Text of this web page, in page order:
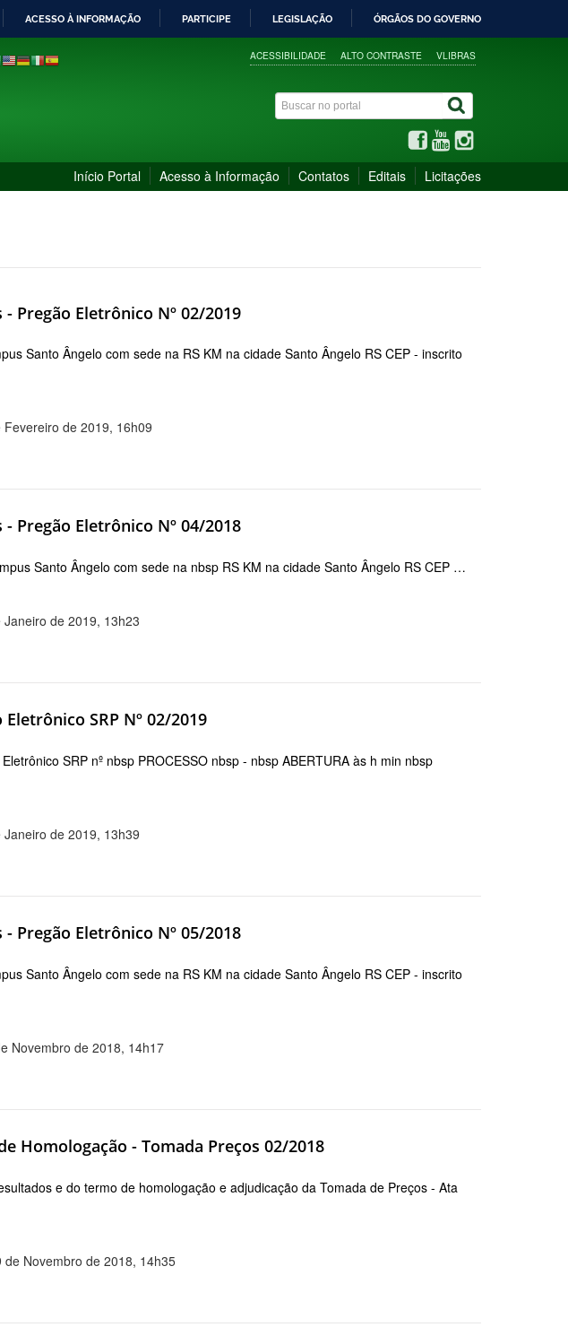
ACESSO À INFORMAÇÃO PARTICIPE LEGISLAÇÃO ÓRGÃOS DO GOVERNO
ACESSIBILIDADE ALTO CONTRASTE VLIBRAS
Início Portal Acesso à Informação Contatos Editais Licitações
Pregão Eletrônico Nº 02/2019
Santo Ângelo com sede na RS KM na cidade Santo Ângelo RS CEP - inscrito
de 2019, 16h09
Pregão Eletrônico Nº 04/2018
Santo Ângelo com sede na nbsp RS KM na cidade Santo Ângelo RS CEP …
de 2019, 13h23
SRP Nº 02/2019
SRP nº nbsp PROCESSO nbsp - nbsp ABERTURA às h min nbsp
de 2019, 13h39
Pregão Eletrônico Nº 05/2018
Santo Ângelo com sede na RS KM na cidade Santo Ângelo RS CEP - inscrito
Novembro de 2018, 14h17
Homologação - Tomada Preços 02/2018
e do termo de homologação e adjudicação da Tomada de Preços - Ata
Novembro de 2018, 14h35